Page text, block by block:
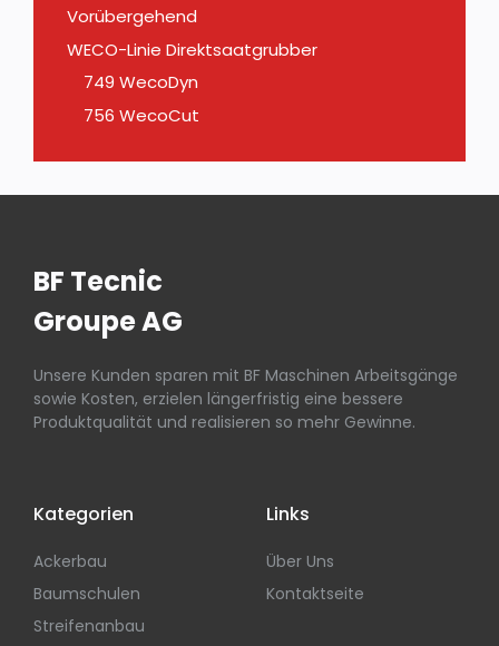
Vorübergehend
WECO-Linie Direktsaatgrubber
749 WecoDyn
756 WecoCut
BF Tecnic
Groupe AG
Unsere Kunden sparen mit BF Maschinen Arbeitsgänge
sowie Kosten, erzielen längerfristig eine bessere
Produktqualität und realisieren so mehr Gewinne.
Kategorien
Ackerbau
Baumschulen
Streifenanbau
Links
Über Uns
Kontaktseite